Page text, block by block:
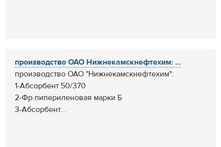
производство ОАО Нижнекамскнефтехим: ...
производство ОАО "Нижнекамскнефтехим":
1-Абсорбент 50/370
2-Фр.пипериленовая марки Б
3-Абсорбент...